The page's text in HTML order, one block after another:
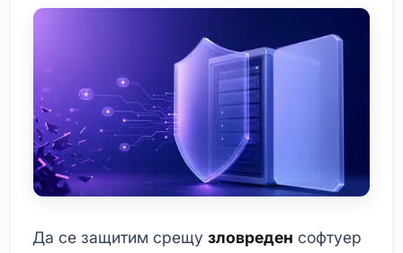
Да се защитим срещу зловреден софтуер